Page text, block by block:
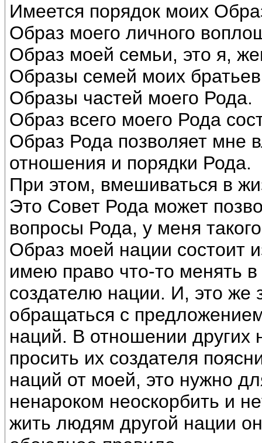
Имеется порядок моих
Образ моего личного
Образ моей семьи, это я,
Образы семей моих
Образы частей моего Рода.
Образ всего моего Рода
Образ Рода позволяет мне
отношения и порядки Рода.
При этом, вмешиваться в
Это Совет Рода может
вопросы Рода, у меня
Образ моей нации состоит
имею право что-то менять
создателю нации. И, это же
обращаться с
наций. В отношении других
просить их создателя
наций от моей, это нужно
ненароком неоскорбить и
жить людям другой нации